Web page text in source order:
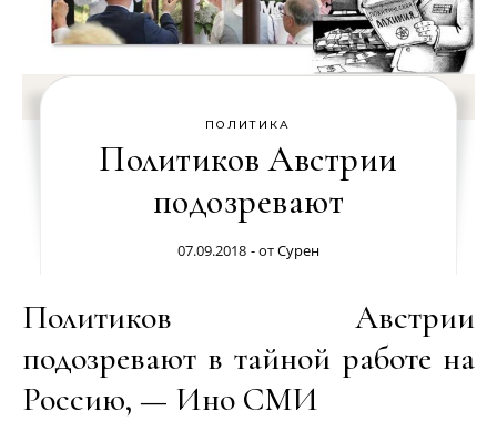
ПОЛИТИКА
Политиков Австрии
подозревают
07.09.2018 - отСурен
Политиков Австрии
подозревают в тайной работе на
Россию, — Ино СМИ